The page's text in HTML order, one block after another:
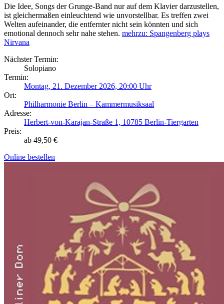
Die Idee, Songs der Grunge-Band nur auf dem Klavier darzustellen,
ist gleichermaßen einleuchtend wie unvorstellbar. Es treffen zwei
Welten aufeinander, die entfernter nicht sein könnten und sich
emotional dennoch sehr nahe stehen. mehrzu: Spangenberg plays
Nirvana
Nächster Termin:
Solopiano
Termin:
Montag, 21. Dezember 2026, 20:00 Uhr
Ort:
Philharmonie Berlin – Kammermusiksaal
Adresse:
Herbert-von-Karajan-Straße 1, 10785 Berlin-Tiergarten
Preis:
ab 49,50 €
Online bestellen